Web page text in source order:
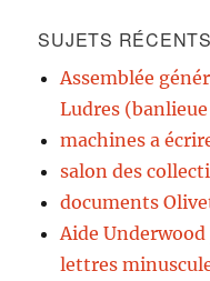
SUJETS RÉCENTS
Assemblée
Ludres
machines a
salon des
documents
Aide
lettres